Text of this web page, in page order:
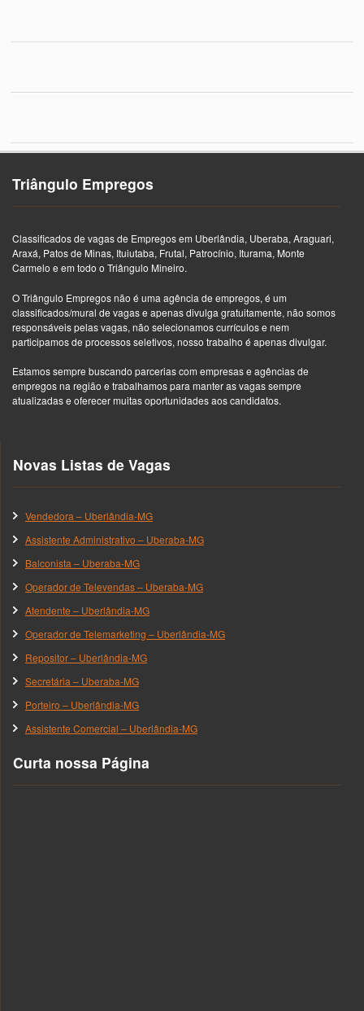
Triângulo Empregos
Classificados de vagas de Empregos em Uberlândia, Uberaba, Araguari,
Araxá, Patos de Minas, Ituiutaba, Frutal, Patrocínio, Iturama, Monte
Carmelo e em todo o Triângulo Mineiro.
O Triângulo Empregos não é uma agência de empregos, é um
classificados/mural de vagas e apenas divulga gratuitamente, não somos
responsáveis pelas vagas, não selecionamos currículos e nem
participamos de processos seletivos, nosso trabalho é apenas divulgar.
Estamos sempre buscando parcerias com empresas e agências de
empregos na região e trabalhamos para manter as vagas sempre
atualizadas e oferecer muitas oportunidades aos candidatos.
Novas Listas de Vagas
Vendedora – Uberlândia-MG
Assistente Administrativo – Uberaba-MG
Balconista – Uberaba-MG
Operador de Televendas – Uberaba-MG
Atendente – Uberlândia-MG
Operador de Telemarketing – Uberlândia-MG
Repositor – Uberlândia-MG
Secretária – Uberaba-MG
Porteiro – Uberlândia-MG
Assistente Comercial – Uberlândia-MG
Curta nossa Página